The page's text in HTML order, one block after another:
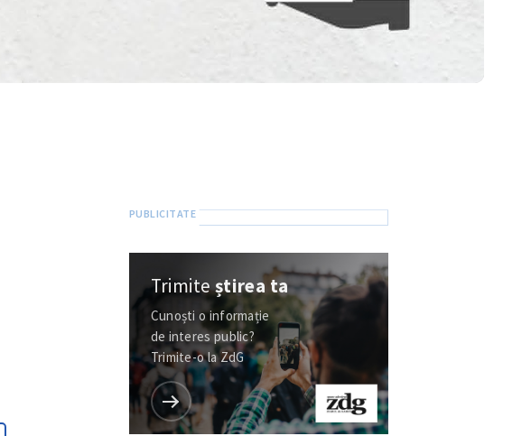
Trimiteștirea ta
Cunoști o informație
de interes public?
Trimite-o la ZdG